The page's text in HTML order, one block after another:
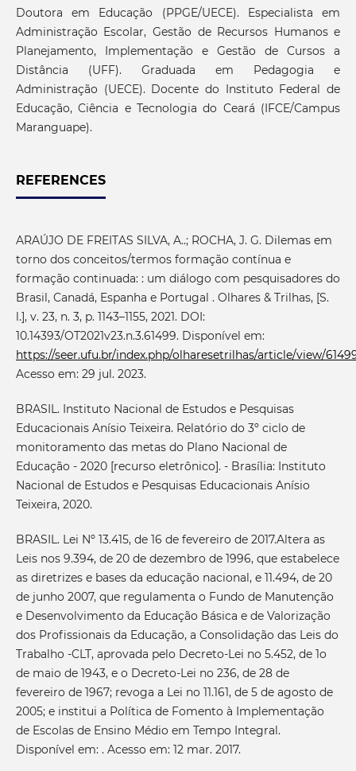
Doutora em Educação (PPGE/UECE). Especialista em
Administração Escolar, Gestão de Recursos Humanos e
Planejamento, Implementação e Gestão de Cursos a
Distância (UFF). Graduada em Pedagogia e
Administração (UECE). Docente do Instituto Federal de
Educação, Ciência e Tecnologia do Ceará (IFCE/Campus
Maranguape).
REFERENCES
ARAÚJO DE FREITAS SILVA, A..; ROCHA, J. G. Dilemas em
torno dos conceitos/termos formação contínua e
formação continuada: : um diálogo com pesquisadores do
Brasil, Canadá, Espanha e Portugal . Olhares & Trilhas, [S.
l.], v. 23, n. 3, p. 1143–1155, 2021. DOI:
10.14393/OT2021v23.n.3.61499. Disponível em:
https://seer.ufu.br/index.php/olharesetrilhas/article/view/
Acesso em: 29 jul. 2023.
BRASIL. Instituto Nacional de Estudos e Pesquisas
Educacionais Anísio Teixeira. Relatório do 3º ciclo de
monitoramento das metas do Plano Nacional de
Educação - 2020 [recurso eletrônico]. - Brasília: Instituto
Nacional de Estudos e Pesquisas Educacionais Anísio
Teixeira, 2020.
BRASIL. Lei Nº 13.415, de 16 de fevereiro de 2017.Altera as
Leis nos 9.394, de 20 de dezembro de 1996, que estabelece
as diretrizes e bases da educação nacional, e 11.494, de 20
de junho 2007, que regulamenta o Fundo de Manutenção
e Desenvolvimento da Educação Básica e de Valorização
dos Profissionais da Educação, a Consolidação das Leis do
Trabalho -CLT, aprovada pelo Decreto-Lei no 5.452, de 1o
de maio de 1943, e o Decreto-Lei no 236, de 28 de
fevereiro de 1967; revoga a Lei no 11.161, de 5 de agosto de
2005; e institui a Política de Fomento à Implementação
de Escolas de Ensino Médio em Tempo Integral.
Disponível em: . Acesso em: 12 mar. 2017.